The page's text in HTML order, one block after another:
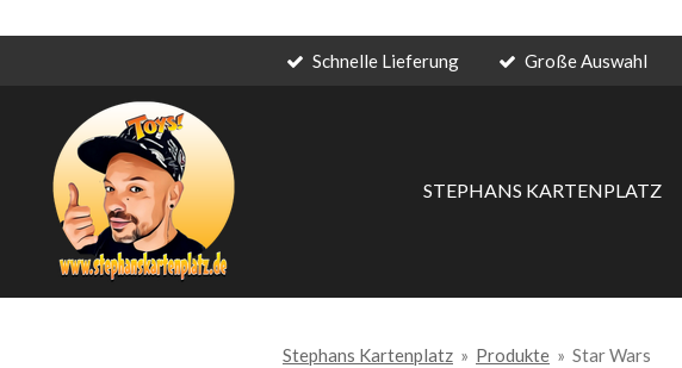
springen
Schnelle Lieferung Große Auswahl
STEPHANS KARTENPLATZ
Stephans Kartenplatz » Produkte » Star Wars